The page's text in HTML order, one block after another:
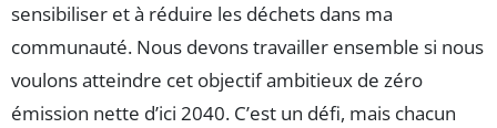
sensibiliser et à réduire les déchets dans ma
communauté. Nous devons travailler ensemble si nous
voulons atteindre cet objectif ambitieux de zéro
émission nette d’ici 2040. C’est un défi, mais chacun